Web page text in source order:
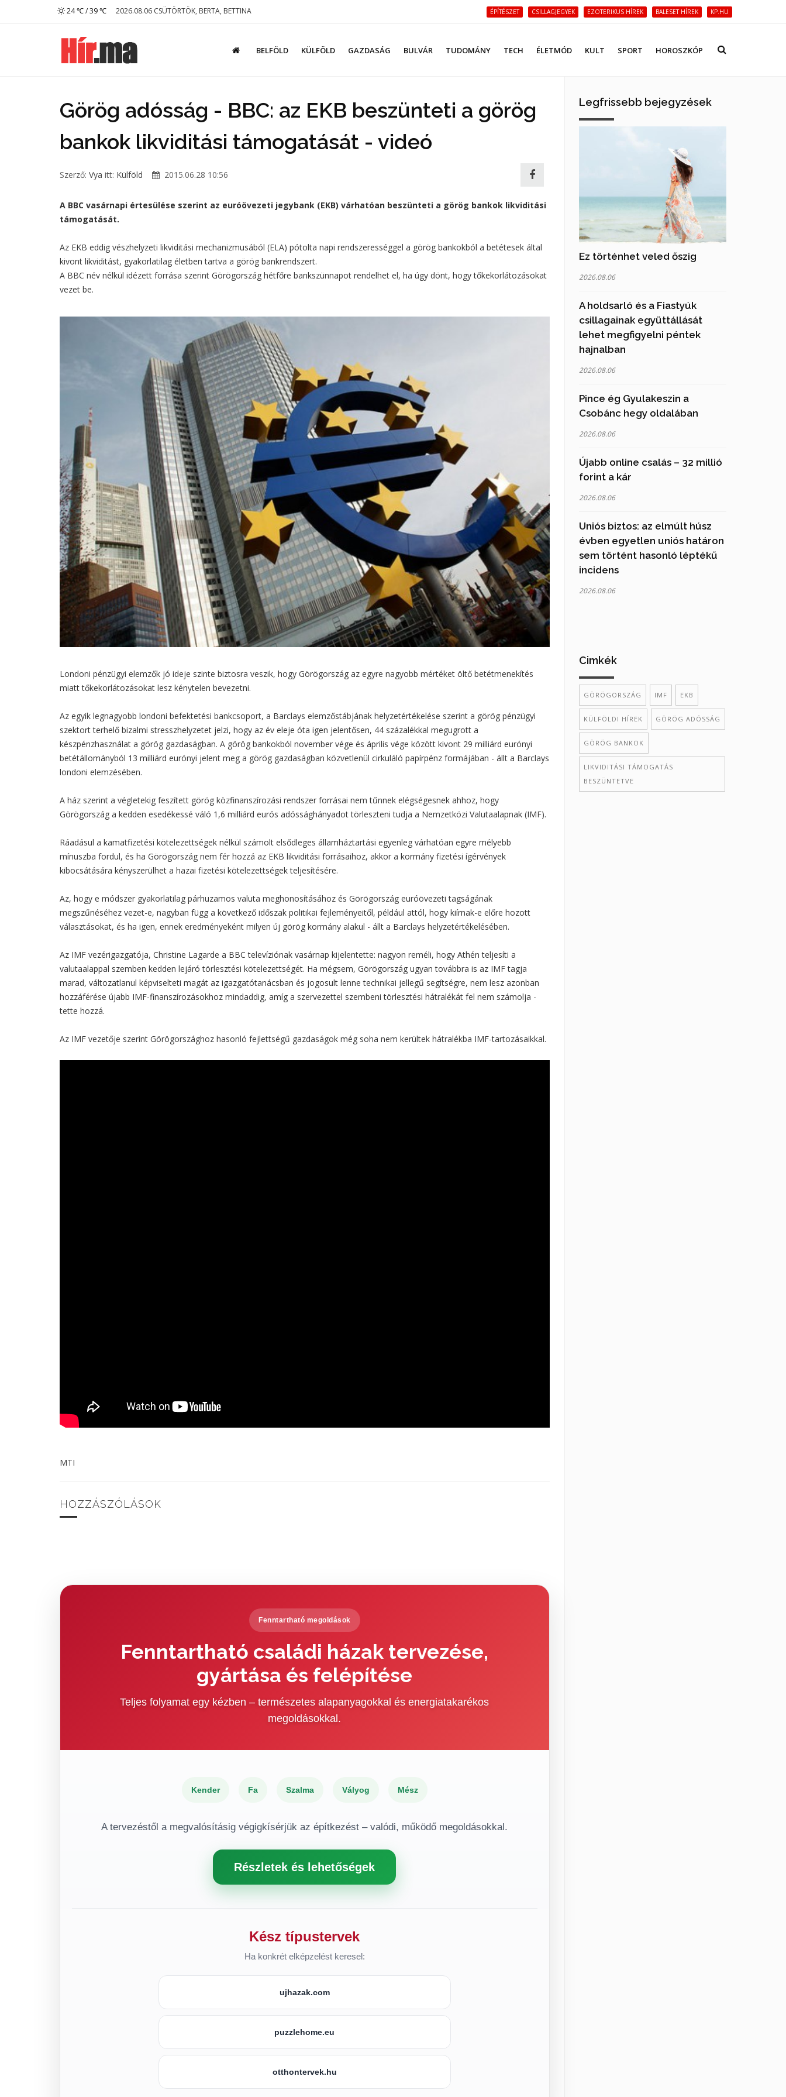
24 ℃ / 39 ℃ 2026.08.06 CSÜTÖRTÖK, BERTA, BETTINA ÉPÍTÉSZET CSILLAGJEGYEK EZOTERIKUS HÍREK BALESET HÍREK KP.HU
BELFÖLD KÜLFÖLD GAZDASÁG BULVÁR TUDOMÁNY TECH ÉLETMÓD KULT SPORT HOROSZKÓP
Görög adósság - BBC: az EKB beszünteti a görög
bankok likviditási támogatását - videó
Szerző: Vya itt: Külföld 2015.06.28 10:56
A BBC vasárnapi értesülése szerint az euróövezeti jegybank (EKB) várhatóan beszünteti a görög bankok likviditási
támogatását.
Az EKB eddig vészhelyzeti likviditási mechanizmusából (ELA) pótolta napi rendszerességgel a görög bankokból a betétesek által
kivont likviditást, gyakorlatilag életben tartva a görög bankrendszert.
A BBC név nélkül idézett forrása szerint Görögország hétfőre bankszünnapot rendelhet el, ha úgy dönt, hogy tőkekorlátozásokat
vezet be.
Londoni pénzügyi elemzők jó ideje szinte biztosra veszik, hogy Görögország az egyre nagyobb mértéket öltő betétmenekítés
miatt tőkekorlátozásokat lesz kénytelen bevezetni.
Az egyik legnagyobb londoni befektetési bankcsoport, a Barclays elemzőstábjának helyzetértékelése szerint a görög pénzügyi
szektort terhelő bizalmi stresszhelyzetet jelzi, hogy az év eleje óta igen jelentősen, 44 százalékkal megugrott a
készpénzhasználat a görög gazdaságban. A görög bankokból november vége és április vége között kivont 29 milliárd eurónyi
betétállományból 13 milliárd eurónyi jelent meg a görög gazdaságban közvetlenül cirkuláló papírpénz formájában - állt a Barclays
londoni elemzésében.
A ház szerint a végletekig feszített görög közfinanszírozási rendszer forrásai nem tűnnek elégségesnek ahhoz, hogy
Görögország a kedden esedékessé váló 1,6 milliárd eurós adóssághányadot törleszteni tudja a Nemzetközi Valutaalapnak (IMF).
Ráadásul a kamatfizetési kötelezettségek nélkül számolt elsődleges államháztartási egyenleg várhatóan egyre mélyebb
mínuszba fordul, és ha Görögország nem fér hozzá az EKB likviditási forrásaihoz, akkor a kormány fizetési ígérvények
kibocsátására kényszerülhet a hazai fizetési kötelezettségek teljesítésére.
Az, hogy e módszer gyakorlatilag párhuzamos valuta meghonosításához és Görögország euróövezeti tagságának
megszűnéséhez vezet-e, nagyban függ a következő időszak politikai fejleményeitől, például attól, hogy kiírnak-e előre hozott
választásokat, és ha igen, ennek eredményeként milyen új görög kormány alakul - állt a Barclays helyzetértékelésében.
Az IMF vezérigazgatója, Christine Lagarde a BBC televíziónak vasárnap kijelentette: nagyon reméli, hogy Athén teljesíti a
valutaalappal szemben kedden lejáró törlesztési kötelezettségét. Ha mégsem, Görögország ugyan továbbra is az IMF tagja
marad, változatlanul képviselteti magát az igazgatótanácsban és jogosult lenne technikai jellegű segítségre, nem lesz azonban
hozzáférése újabb IMF-finanszírozásokhoz mindaddig, amíg a szervezettel szembeni törlesztési hátralékát fel nem számolja -
tette hozzá.
Az IMF vezetője szerint Görögországhoz hasonló fejlettségű gazdaságok még soha nem kerültek hátralékba IMF-tartozásaikkal.
MTI
HOZZÁSZÓLÁSOK
Fenntartható megoldások
Fenntartható családi házak tervezése,
gyártása és felépítése
Teljes folyamat egy kézben – természetes alapanyagokkal és energiatakarékos
megoldásokkal.
Kender Fa Szalma Vályog Mész
A tervezéstől a megvalósításig végigkísérjük az építkezést – valódi, működő megoldásokkal.
Részletek és lehetőségek
Kész típustervek
Ha konkrét elképzelést keresel:
ujhazak.com
puzzlehome.eu
otthontervek.hu
Legfrissebb bejegyzések
Ez történhet veled őszig
2026.08.06
A holdsarló és a Fiastyúk
csillagainak együttállását
lehet megfigyelni péntek
hajnalban
2026.08.06
Pince ég Gyulakeszin a
Csobánc hegy oldalában
2026.08.06
Újabb online csalás – 32 millió
forint a kár
2026.08.06
Uniós biztos: az elmúlt húsz
évben egyetlen uniós határon
sem történt hasonló léptékű
incidens
2026.08.06
Cimkék
GÖRÖGORSZÁG IMF EKB
KÜLFÖLDI HÍREK GÖRÖG ADÓSSÁG
GÖRÖG BANKOK
LIKVIDITÁSI TÁMOGATÁS
BESZÜNTETVE